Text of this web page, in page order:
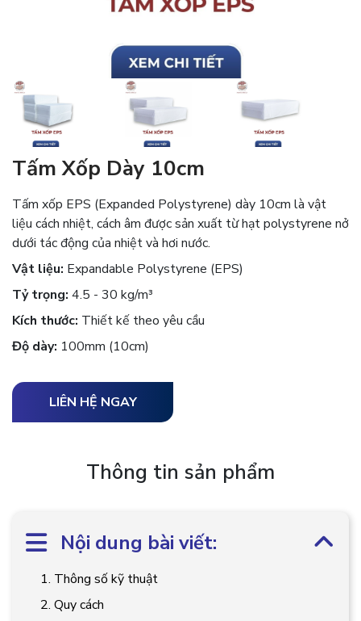
Tấm Xốp Dày 10cm
Tấm xốp EPS (Expanded Polystyrene) dày 10cm là vật
liệu cách nhiệt, cách âm được sản xuất từ hạt polystyrene nở
dưới tác động của nhiệt và hơi nước.
Vật liệu: Expandable Polystyrene (EPS)
Tỷ trọng: 4.5 - 30 kg/m³
Kích thước: Thiết kế theo yêu cầu
Độ dày: 100mm (10cm)
LIÊN HỆ NGAY
Thông tin sản phẩm
Nội dung bài viết:
1. Thông số kỹ thuật
2. Quy cách